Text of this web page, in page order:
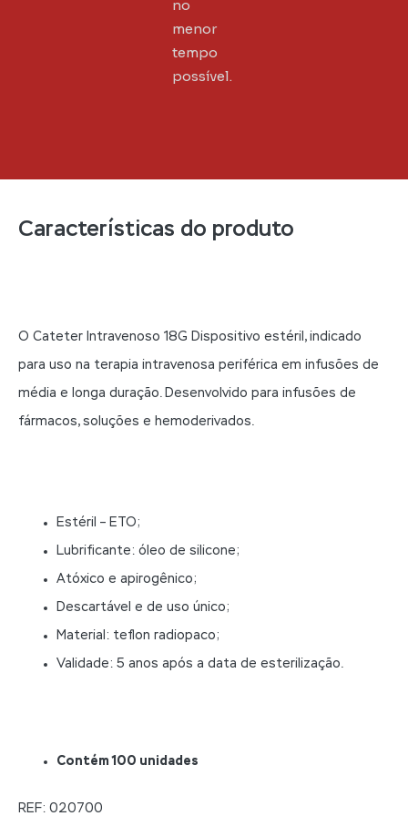
no
menor
tempo
possível.
Características do produto
O Cateter Intravenoso 18G Dispositivo estéril, indicado
para uso na terapia intravenosa periférica em infusões de
média e longa duração. Desenvolvido para infusões de
fármacos, soluções e hemoderivados.
Estéril – ETO;
Lubrificante: óleo de silicone;
Atóxico e apirogênico;
Descartável e de uso único;
Material: teflon radiopaco;
Validade: 5 anos após a data de esterilização
Contém 100 unidades
REF: 020700